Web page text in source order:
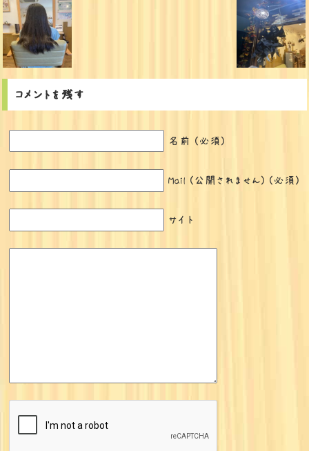
コメントを残す
名前 (必須)
Mail (公開されません) (必須)
サイト